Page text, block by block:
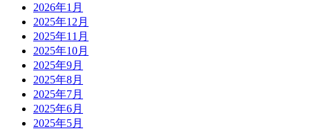
2026年1月
2025年12月
2025年11月
2025年10月
2025年9月
2025年8月
2025年7月
2025年6月
2025年5月